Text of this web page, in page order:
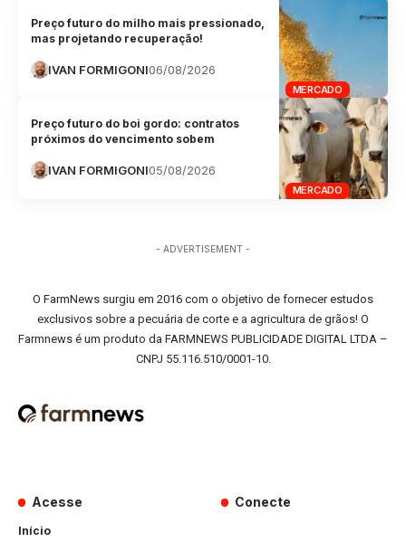
MERCADO
Preço futuro do milho mais pressionado,
mas projetando recuperação!
IVAN FORMIGONI06/08/2026
MERCADO
Preço futuro do boi gordo: contratos
próximos do vencimento sobem
IVAN FORMIGONI05/08/2026
- ADVERTISEMENT -
O FarmNews surgiu em 2016 com o objetivo de fornecer estudos
exclusivos sobre a pecuária de corte e a agricultura de grãos! O
Farmnews é um produto da FARMNEWS PUBLICIDADE DIGITAL LTDA –
CNPJ 55.116.510/0001-10.
Acesse
Início
Conecte